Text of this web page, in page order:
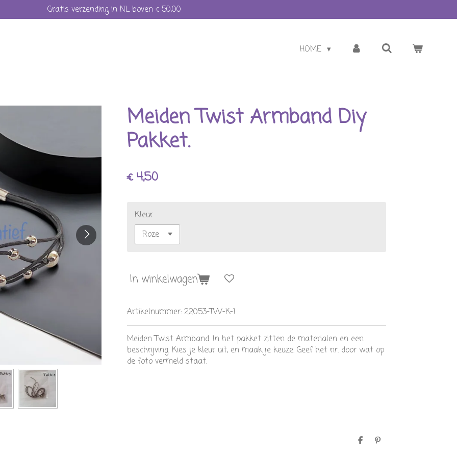
Gratis verzending in NL boven € 50,00
HOME
Meiden Twist Armband Diy
Pakket.
€ 4,50
Kleur
In winkelwagen
Artikelnummer: 22053-TW-K-1
Meiden Twist Armband. In het pakket zitten de materialen en een
beschrijving. Kies je kleur uit, en maak je keuze. Geef het nr. door wat op
de foto vermeld staat.
D P